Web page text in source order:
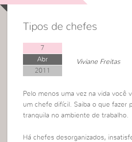
Tipos de chefes
7
Abr
2011
Viviane Freitas
Pelo menos uma vez na vida você
um chefe difícil. Saiba o que fazer
tranquila no ambiente de trabalho.
Há chefes desorganizados,